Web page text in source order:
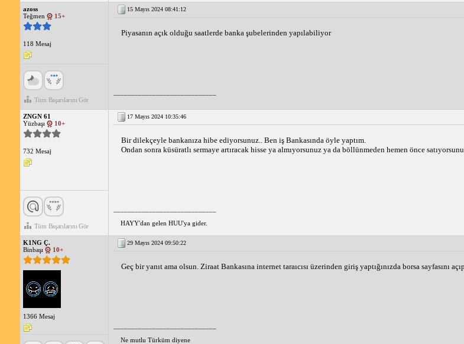
azoss
Teğmen
15+
118 Mesaj
Tüm Başarılarını Gör
15 Mayıs 2024 08:41:12
Piyasanın açık olduğu saatlerde banka şubelerinden yapılabiliyor
ZNGN 61
Yüzbaşı
10+
732 Mesaj
Tüm Başarılarını Gör
17 Mayıs 2024 10:35:46
Bir dilekçeyle bankanıza hibe ediyorsunuz.. Ben iş Bankasında öyle yaptım.
Ondan sonra küsüratlı sermaye artıracak hisse ya almıyorsunuz ya da böllünmeden hemen önce
HAYY'dan gelen HUU'ya gider.
K1NG Ç.
Binbaşı
10+
1366 Mesaj
29 Mayıs 2024 09:50:22
Geç bir yanıt ama olsun. Ziraat Bankasına internet taraıcısı üzerinden giriş yaptığınızda borsa sayfasını
Ne mutlu Türküm diyene